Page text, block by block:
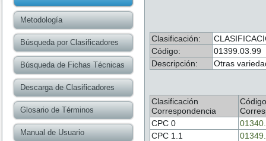
Metodología
Búsqueda por Clasificadores
Búsqueda de Fichas Técnicas
Descarga de Clasificadores
Glosario de Términos
Manual de Usuario
Clasificación:
Código:
01399.03.99
Descripción:
Otras
Clasificación
Correspondencia
Código
CPC 0
CPC 1.1